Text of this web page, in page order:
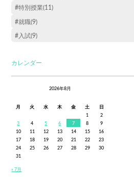
#特別授業(11)
#就職(9)
#入試(9)
カレンダー
2026年8月
月 火 水 木 金 土
日
1
2
3
4 5 6 7 8
9
10
11 12 13 14 15
16
17
18 19 20 21 22
23
24
25 26 27 28 29
30
31
« 7月